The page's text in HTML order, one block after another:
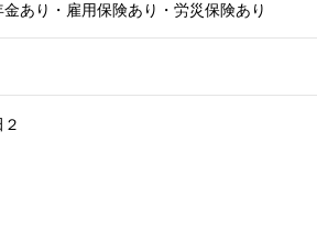
あり・雇用保険あり・労災保険あり